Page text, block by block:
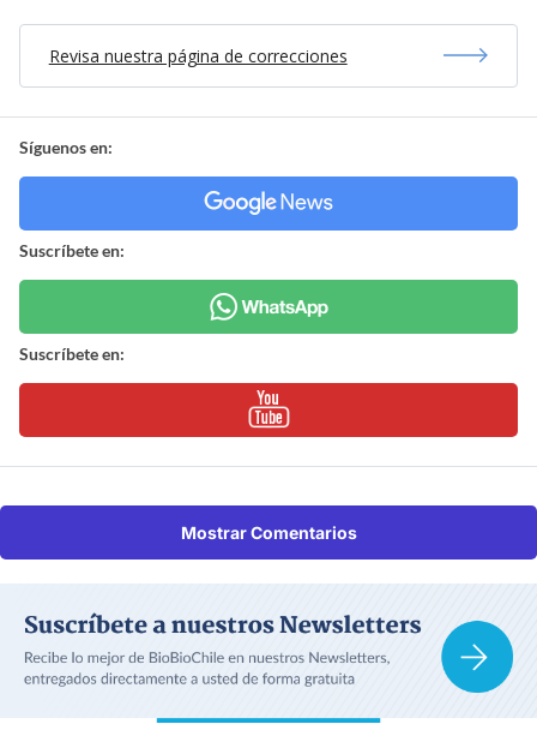
Revisa nuestra página de correcciones
Síguenos en:
Suscríbete en:
Suscríbete en:
Mostrar Comentarios